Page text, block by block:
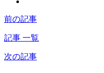
前の記事
記事 一覧
次の記事